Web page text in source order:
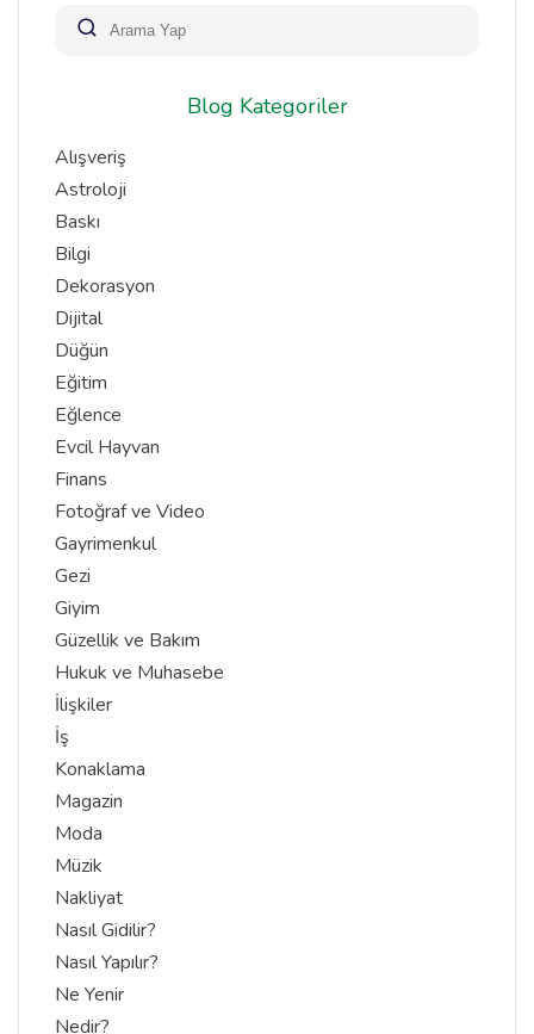
Blog Kategoriler
Alışveriş
Astroloji
Baskı
Bilgi
Dekorasyon
Dijital
Düğün
Eğitim
Eğlence
Evcil Hayvan
Finans
Fotoğraf ve Video
Gayrimenkul
Gezi
Giyim
Güzellik ve Bakım
Hukuk ve Muhasebe
İlişkiler
İş
Konaklama
Magazin
Moda
Müzik
Nakliyat
Nasıl Gidilir?
Nasıl Yapılır?
Ne Yenir
Nedir?